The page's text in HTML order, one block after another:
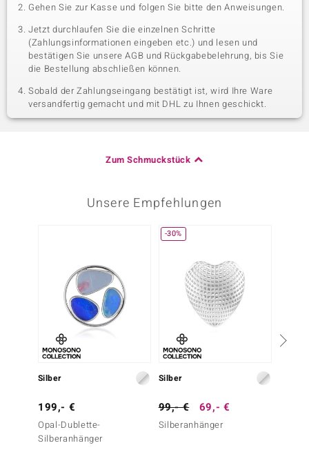
Gehen Sie zur Kasse und folgen Sie bitte den Anweisungen.
Jetzt durchlaufen Sie die einzelnen Schritte
(Zahlungsinformationen eingeben etc.) und lesen und
bestätigen Sie unsere AGB und Rückgabebelehrung, bis Sie
die Bestellung abschließen können.
Sobald der Zahlungseingang bestätigt ist, wird Ihre Ware
versandfertig gemacht und mit DHL zu Ihnen geschickt.
Zum Schmuckstück
Unsere Empfehlungen
Silber
199,- €
Opal-Dublette-
Silberanhänger
-30%
Silber
99,- € 69,- €
Silberanhänger